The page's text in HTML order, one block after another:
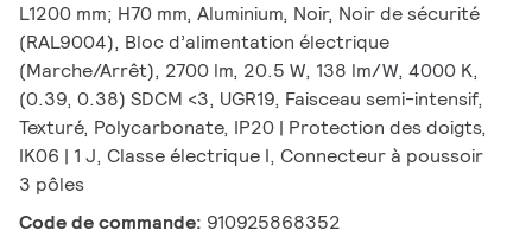
L1200 mm; H70 mm, Aluminium, Noir, Noir de sécurité
(RAL9004), Bloc d’alimentation électrique
(Marche/Arrêt), 2700 lm, 20.5 W, 138 lm/W, 4000 K,
(0.39, 0.38) SDCM <3, UGR19, Faisceau semi-intensif,
Texturé, Polycarbonate, IP20 | Protection des doigts,
IK06 | 1 J, Classe électrique I, Connecteur à poussoir
3 pôles
Code de commande: 910925868352